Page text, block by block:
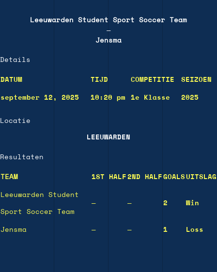
Leeuwarden Student Sport Soccer Team
—
Jensma
Details
DATUM TIJD COMPETITIE SEIZOEN
september 12, 2025 10:20 pm 1e Klasse 2025
Locatie
LEEUWARDEN
Resultaten
TEAM 1ST HALF 2ND HALF GOALS UITSLAG
Leeuwarden Student
Sport Soccer Team
— — 2 Win
Jensma — — 1 Loss